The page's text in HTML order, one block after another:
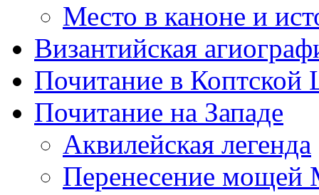
Место в каноне и
Византийская
Почитание в Коптской
Почитание на Западе
Аквилейская легенда
Перенесение